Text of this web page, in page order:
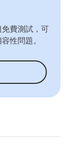
免費測試，可
性問題。